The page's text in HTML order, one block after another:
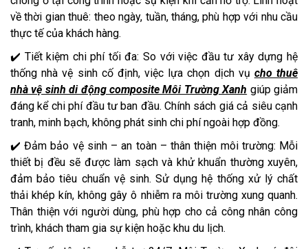
về thời gian thuê: theo ngày, tuần, tháng, phù hợp với nhu cầu
thực tế của khách hàng.
✔️ Tiết kiệm chi phí tối đa: So với việc đầu tư xây dựng hệ
thống nhà vệ sinh cố định, việc lựa chọn dịch vụ cho thuê
nhà vệ sinh di động composite Môi Trường Xanh giúp giảm
đáng kể chi phí đầu tư ban đầu. Chính sách giá cả siêu cạnh
tranh, minh bạch, không phát sinh chi phí ngoài hợp đồng.
✔️ Đảm bảo vệ sinh – an toàn – thân thiện môi trường: Mỗi
thiết bị đều sẽ được làm sạch và khử khuẩn thường xuyên,
đảm bảo tiêu chuẩn vệ sinh. Sử dụng hệ thống xử lý chất
thải khép kín, không gây ô nhiễm ra môi trường xung quanh.
Thân thiện với người dùng, phù hợp cho cả công nhân công
trình, khách tham gia sự kiện hoặc khu du lịch.